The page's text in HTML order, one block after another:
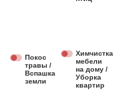
Покос
травы /
Вспашка
земли
Химчистка
мебели
на дому /
Уборка
квартир